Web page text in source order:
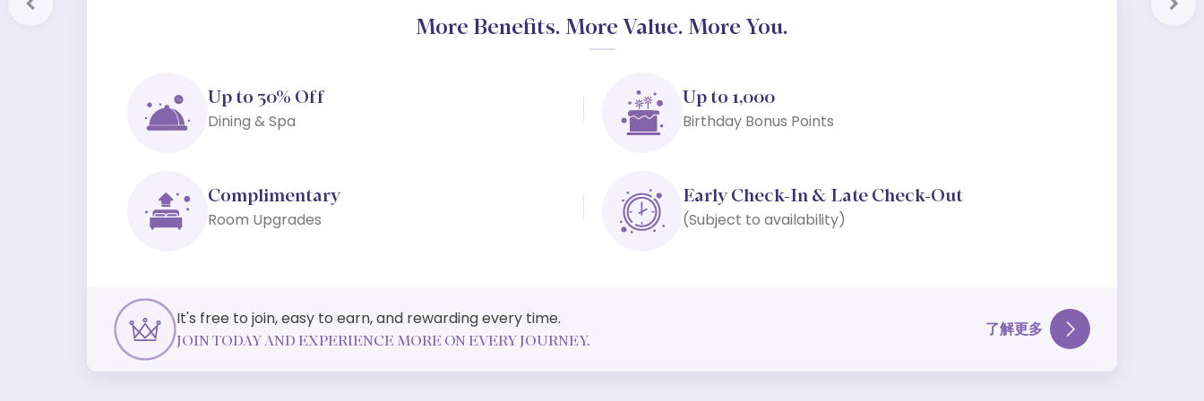
More Benefits. More Value. More You.
Up to 30% Off
Dining & Spa
Up to 1,000
Birthday Bonus Points
Complimentary
Room Upgrades
Early Check-In & Late Check-Out
(Subject to availability)
It's free to join, easy to earn, and rewarding every time.
JOIN TODAY AND EXPERIENCE MORE ON EVERY JOURNEY.
了解更多
Previous Next